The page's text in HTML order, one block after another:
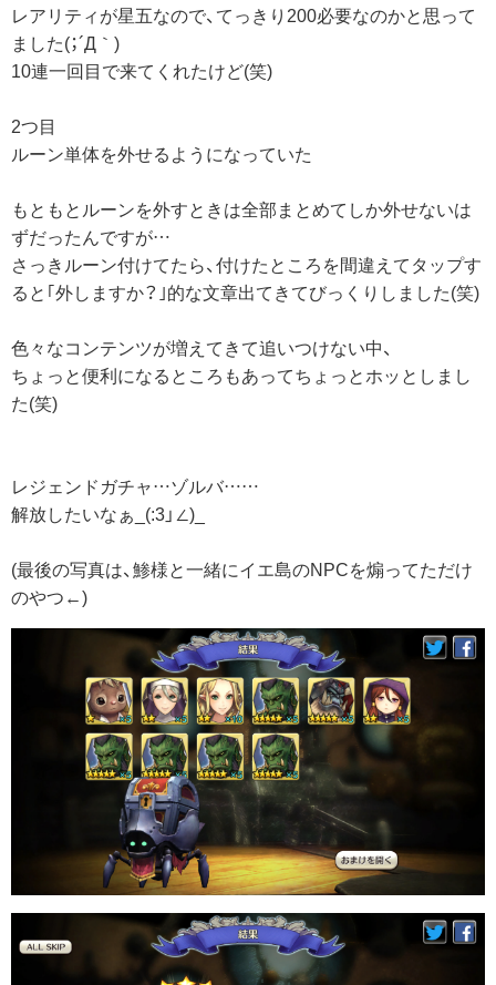
レアリティが星五なので、てっきり200必要なのかと思って
ました(；´Д｀)
10連一回目で来てくれたけど(笑)
2つ目
ルーン単体を外せるようになっていた
もともとルーンを外すときは全部まとめてしか外せないは
ずだったんですが…
さっきルーン付けてたら、付けたところを間違えてタップす
ると｢外しますか？｣的な文章出てきてびっくりしました(笑)
色々なコンテンツが増えてきて追いつけない中、
ちょっと便利になるところもあってちょっとホッとしまし
た(笑)
レジェンドガチャ…ゾルバ……
解放したいなぁ_(:3」∠)_
(最後の写真は、鯵様と一緒にイエ島のNPCを煽ってただけ
のやつ←)